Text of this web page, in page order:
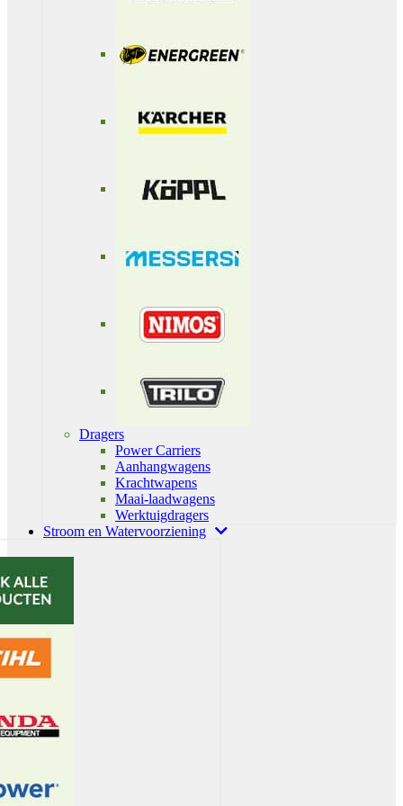
Dragers
Power Carriers
Aanhangwagens
Krachtwapens
Maai-laadwagens
Werktuigdragers
Stroom en Watervoorziening